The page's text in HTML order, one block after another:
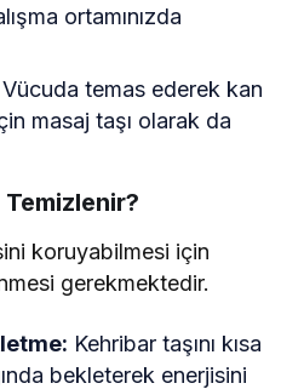
ortamınızda
Vücuda temas ederek kan
masaj taşı olarak da
Temizlenir?
koruyabilmesi için
gerekmektedir.
Kehribar taşını kısa
bekleterek enerjisini